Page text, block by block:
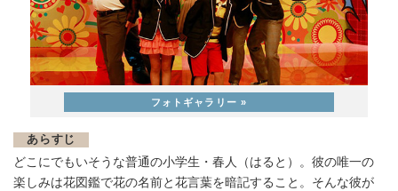
あらすじ
どこにでもいそうな普通の小学生・春人（はると）。彼の唯一の
楽しみは花図鑑で花の名前と花言葉を暗記すること。そんな彼が